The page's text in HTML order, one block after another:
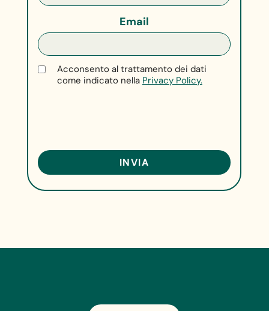
Email
Acconsento al trattamento dei dati
come indicato nella Privacy Policy.